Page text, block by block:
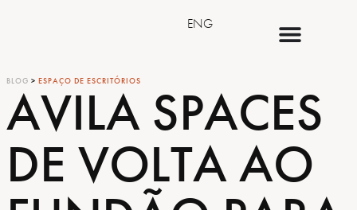
ENG
BLOG > ESPAÇO DE ESCRITÓRIOS
AVILA SPACES
DE VOLTA AO